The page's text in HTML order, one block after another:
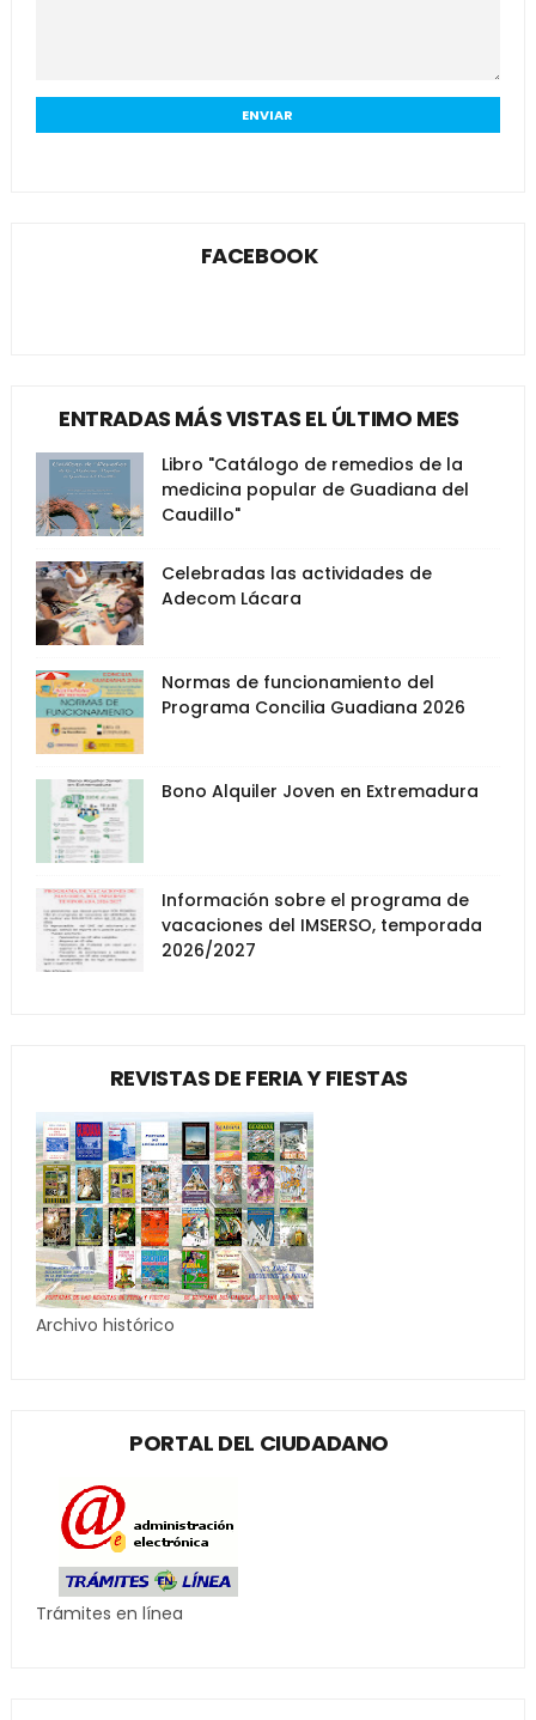
FACEBOOK
ENTRADAS MÁS VISTAS EL ÚLTIMO MES
Libro "Catálogo de remedios de la
medicina popular de Guadiana del
Caudillo"
Celebradas las actividades de
Adecom Lácara
Normas de funcionamiento del
Programa Concilia Guadiana 2026
Bono Alquiler Joven en Extremadura
Información sobre el programa de
vacaciones del IMSERSO, temporada
2026/2027
REVISTAS DE FERIA Y FIESTAS
Archivo histórico
PORTAL DEL CIUDADANO
Trámites en línea